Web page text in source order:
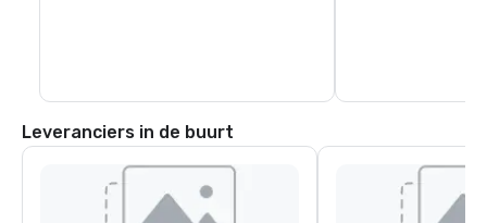
Leveranciers in de buurt